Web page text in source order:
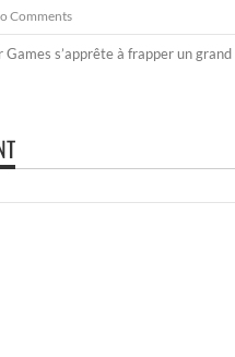
Comments
Games s’apprête à frapper un grand